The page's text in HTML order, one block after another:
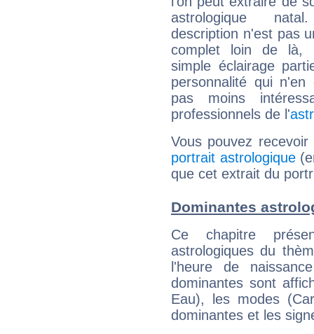
astrologique
description n'est pas
complet loin de là,
simple éclairage
personnalité qui n'en
pas moins
professionnels de l'
Vous pouvez
portrait astrologique
que cet extrait du
Dominantes
Ce chapitre
astrologiques du
l'heure de
dominantes sont
Eau), les modes
dominantes et les